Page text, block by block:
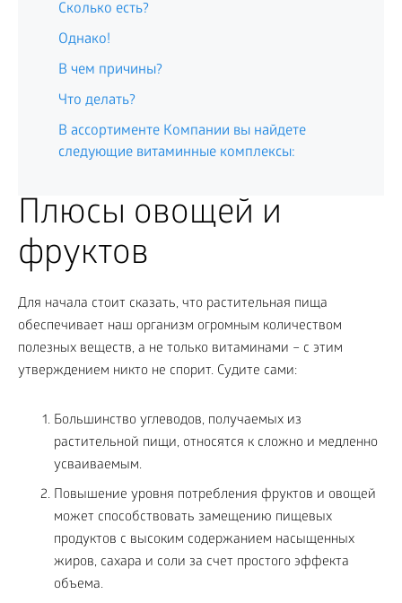
Сколько есть?
Однако!
В чем причины?
Что делать?
В ассортименте Компании вы найдете
следующие витаминные комплексы:
Плюсы овощей и
фруктов
Для начала стоит сказать, что растительная пища
обеспечивает наш организм огромным количеством
полезных веществ, а не только витаминами – с этим
утверждением никто не спорит. Судите сами:
Большинство углеводов, получаемых из
растительной пищи, относятся к сложно и медленно
усваиваемым.
Повышение уровня потребления фруктов и овощей
может способствовать замещению пищевых
продуктов с высоким содержанием насыщенных
жиров, сахара и соли за счет простого эффекта
объема.